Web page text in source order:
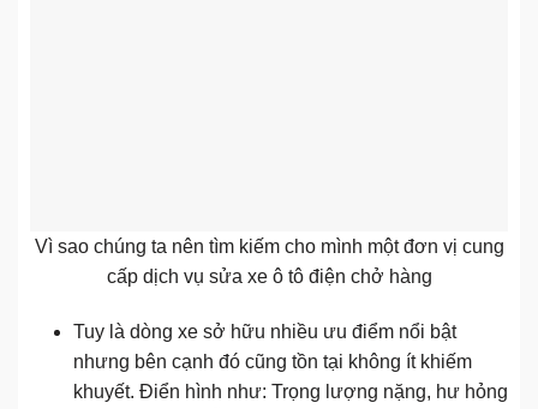
Vì sao chúng ta nên tìm kiếm cho mình một đơn vị cung
cấp dịch vụ sửa xe ô tô điện chở hàng
Tuy là dòng xe sở hữu nhiều ưu điểm nổi bật
nhưng bên cạnh đó cũng tồn tại không ít khiếm
khuyết. Điển hình như: Trọng lượng nặng, hư hỏng